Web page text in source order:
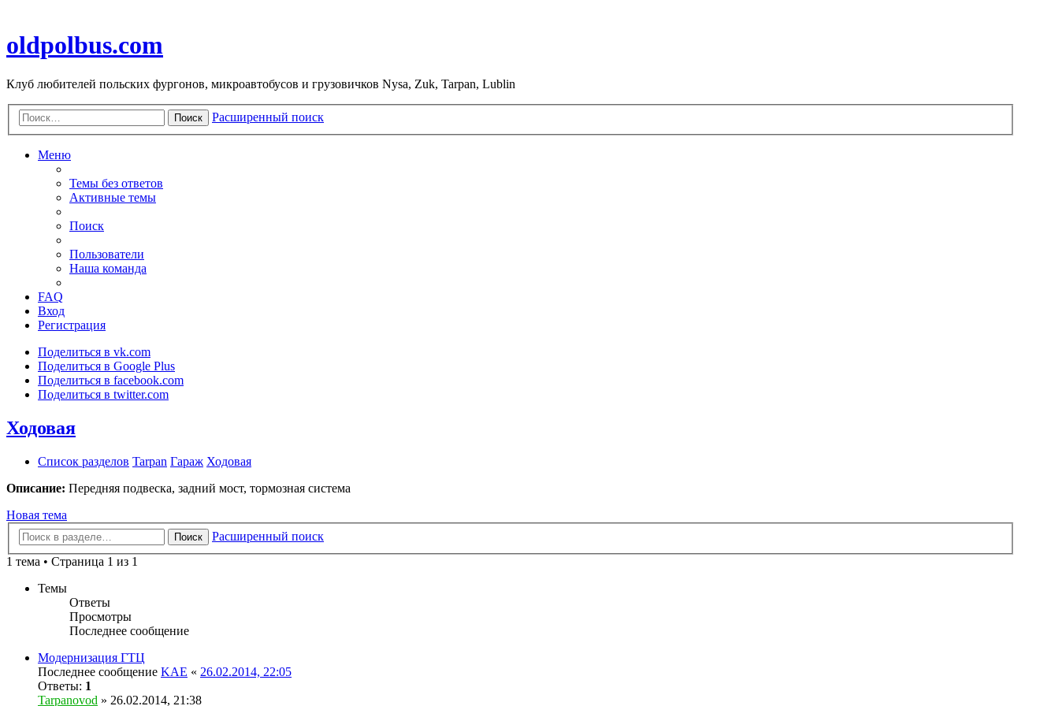
oldpolbus.com
Клуб любителей польских фургонов, микроавтобусов и грузовичков Nysa, Zuk, Tarpan, Lublin
Поиск Расширенный поиск
Меню
Темы без ответов
Активные темы
Поиск
Пользователи
Наша команда
FAQ
Вход
Регистрация
Поделиться в vk.com
Поделиться в Google Plus
Поделиться в facebook.com
Поделиться в twitter.com
Ходовая
Список разделов Tarpan Гараж Ходовая
Описание: Передняя подвеска, задний мост, тормозная система
Новая тема
Поиск
Расширенный поиск
1 тема • Страница 1 из 1
Темы
Ответы
Просмотры
Последнее сообщение
Модернизация ГТЦ
Последнее сообщение KAE « 26.02.2014, 22:05
Ответы: 1
Tarpanovod » 26.02.2014, 21:38